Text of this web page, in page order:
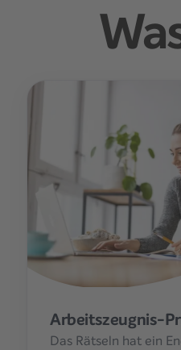
Arbeitszeugnis-
Das Rätseln hat ein